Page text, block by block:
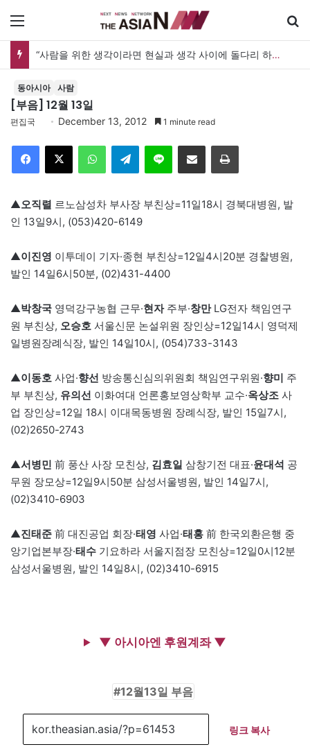
“사람을 위한 생각이라면 현실과 생각 사이에 돌다리 하나는 놓아야 하지 않을까”
동아시아 사람
[부음] 12월 13일
편집국 December 13, 2012 1 minute read
Telegram 이메일
▲오직렬 르노삼성차 부사장 부친상=11일18시 경북대병원, 발
인 13일9시, (053)420-6149
▲이진영 이투데이 기자·종현 부친상=12일4시20분 경찰병원,
발인 14일6시50분, (02)431-4400
▲박창국 영덕강구농협 근무·현자주부·창만LG전자 책임연구
원 부친상, 오승호 서울신문 논설위원 장인상=12일14시 영덕제
일병원장례식장, 발인 14일10시, (054)733-3143
▲이동호 사업·향선 방송통신심의위원회 책임연구위원·향미 주
부 부친상, 유의선 이화여대 언론홍보영상학부 교수·옥상조 사
업 장인상=12일 18시 이대목동병원 장례식장, 발인 15일7시,
(02)2650-2743
▲서병민 前 풍산 사장 모친상, 김효일 삼창기전 대표·윤대석 공
무원 장모상=12일9시50분 삼성서울병원, 발인 14일7시,
(02)3410-6903
▲진태준 前 대진공업 회장·태영 사업·태홍 前 한국외환은행 중
앙기업본부장·태수 기요하라 서울지점장 모친상=12일0시12분
삼성서울병원, 발인 14일8시, (02)3410-6915
▼ 아시아엔 후원계좌 ▼
12월13일 부음
링크 복사